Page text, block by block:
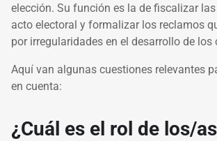
elección. Su función es la de fiscalizar
acto electoral y formalizar los reclamos
por irregularidades en el desarrollo de los
Aquí van algunas cuestiones relevantes
en cuenta:
¿Cuál es el rol de los/as